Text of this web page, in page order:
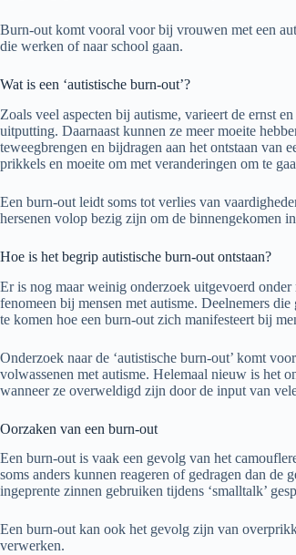
Burn-out komt vooral voor bij vrouwen met een
die werken of naar school gaan.
Wat is een ‘autistische burn-out’?
Zoals veel aspecten bij autisme, varieert de ernst
uitputting. Daarnaast kunnen ze meer moeite
teweegbrengen en bijdragen aan het ontstaan van
prikkels en moeite om met veranderingen om te
Een burn-out leidt soms tot verlies van
hersenen volop bezig zijn om de binnengekomen
Hoe is het begrip autistische burn-out ontstaan?
Er is nog maar weinig onderzoek uitgevoerd
fenomeen bij mensen met autisme. Deelnemers
te komen hoe een burn-out zich manifesteert bij
Onderzoek naar de ‘autistische burn-out’ komt
volwassenen met autisme. Helemaal nieuw is het
wanneer ze overweldigd zijn door de input van
Oorzaken van een burn-out
Een burn-out is vaak een gevolg van het
soms anders kunnen reageren of gedragen dan
ingeprente zinnen gebruiken tijdens ‘smalltalk’
Een burn-out kan ook het gevolg zijn van
verwerken.